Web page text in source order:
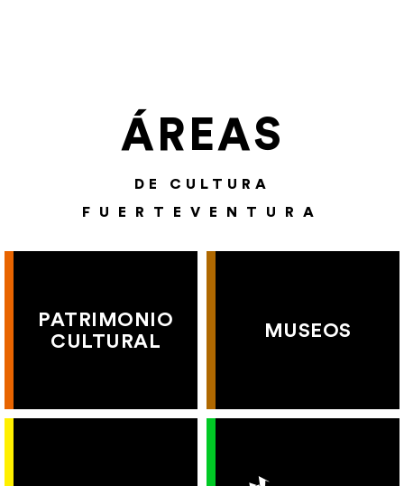
ÁREAS
DE CULTURA
FUERTEVENTURA
PATRIMONIO
CULTURAL
MUSEOS